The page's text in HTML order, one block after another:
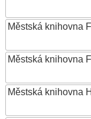
Městská knihovna
Městská knihovna
Městská knihovna